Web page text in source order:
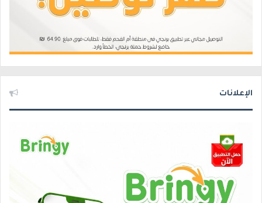
الإعلانات